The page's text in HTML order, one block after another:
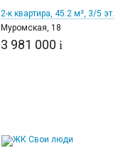
2-к квартира, 45.2 м², 3/5 эт.
Муромская, 18
3 981 000 i